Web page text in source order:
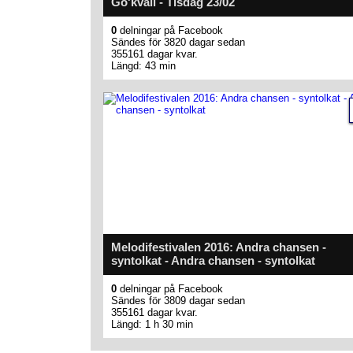
0 delningar på Facebook
Sändes för 3820 dagar sedan
355161 dagar kvar.
Längd: 43 min
Melodifestivalen 2016: Andra chansen -
syntolkat - Andra chansen - syntolkat
0 delningar på Facebook
Sändes för 3809 dagar sedan
355161 dagar kvar.
Längd: 1 h 30 min